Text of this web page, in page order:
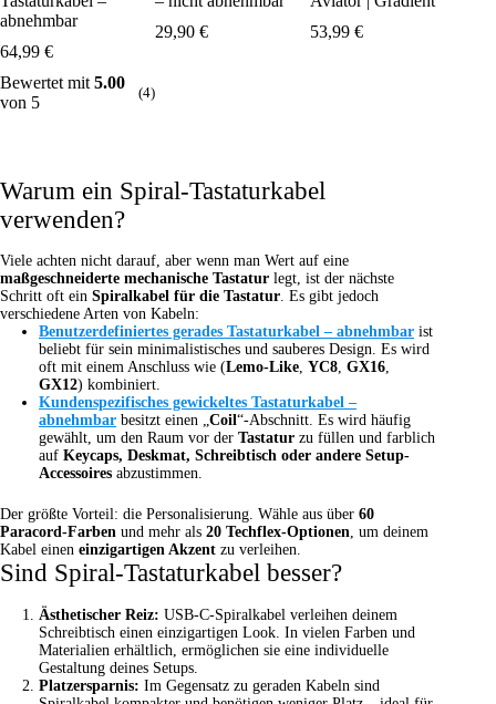
abnehmbar
64,99 €
Bewertet mit 5.00
von 5
(4)
29,90 €
53,99 €
Warum ein Spiral-Tastaturkabel
verwenden?
Viele achten nicht darauf, aber wenn man Wert auf eine
maßgeschneiderte mechanische Tastatur legt, ist der nächste
Schritt oft ein Spiralkabel für die Tastatur. Es gibt jedoch
verschiedene Arten von Kabeln:
Benutzerdefiniertes gerades Tastaturkabel – abnehmbar ist
beliebt für sein minimalistisches und sauberes Design. Es wird
oft mit einem Anschluss wie (Lemo-Like, YC8, GX16,
GX12) kombiniert.
Kundenspezifisches gewickeltes Tastaturkabel –
abnehmbar besitzt einen „Coil“-Abschnitt. Es wird häufig
gewählt, um den Raum vor der Tastatur zu füllen und farblich
auf Keycaps, Deskmat, Schreibtisch oder andere Setup-
Accessoires abzustimmen.
Der größte Vorteil: die Personalisierung. Wähle aus über 60
Paracord-Farben und mehr als 20 Techflex-Optionen, um deinem
Kabel einen einzigartigen Akzent zu verleihen.
Sind Spiral-Tastaturkabel besser?
Ästhetischer Reiz: USB-C-Spiralkabel verleihen deinem
Schreibtisch einen einzigartigen Look. In vielen Farben und
Materialien erhältlich, ermöglichen sie eine individuelle
Gestaltung deines Setups.
Platzersparnis: Im Gegensatz zu geraden Kabeln sind